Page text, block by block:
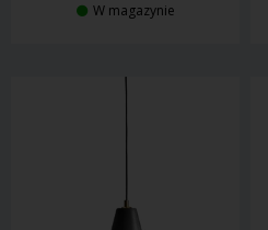
W magazynie